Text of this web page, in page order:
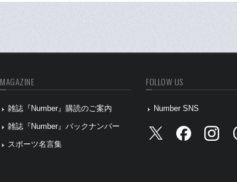
MAGAZINE
雑誌『Number』購読のご案内
雑誌『Number』バックナンバー
スポーツ名言集
FOLLOW US
Number SNS